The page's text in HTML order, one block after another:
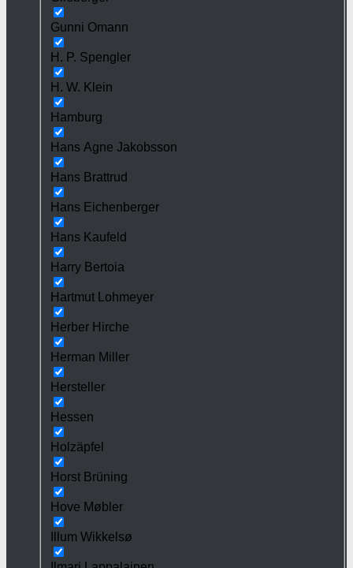
Gunni Omann
H. P. Spengler
H. W. Klein
Hamburg
Hans Agne Jakobsson
Hans Brattrud
Hans Eichenberger
Hans Kaufeld
Harry Bertoia
Hartmut Lohmeyer
Herber Hirche
Herman Miller
Hersteller
Hessen
Holzäpfel
Horst Brüning
Hove Møbler
Illum Wikkelsø